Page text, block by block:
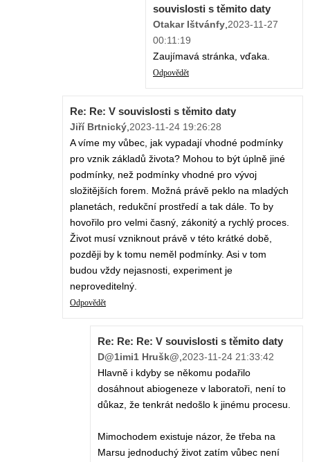
souvislosti s těmito daty
Otakar Ištvánfy 2023-11-27
00:11:19
Zaujímavá stránka, vďaka.
Odpovědět
Re: Re: V souvislosti s těmito daty
Jiří Brtnický 2023-11-24 19:26:28
A víme my vůbec, jak vypadají vhodné podmínky
pro vznik základů života? Mohou to být úplně jiné
podmínky, než podmínky vhodné pro vývoj
složitějších forem. Možná právě peklo na mladých
planetách, redukční prostředí a tak dále. To by
hovořilo pro velmi časný, zákonitý a rychlý proces.
Život musí vzniknout právě v této krátké době,
později by k tomu neměl podmínky. Asi v tom
budou vždy nejasnosti, experiment je
neproveditelný.
Odpovědět
Re: Re: Re: V souvislosti s těmito daty
D@1imi1 Hrušk@ 2023-11-24 21:33:42
Hlavně i kdyby se někomu podařilo
dosáhnout abiogeneze v laboratoři, není to
důkaz, že tenkrát nedošlo k jinému procesu.
Mimochodem existuje názor, že třeba na
Marsu jednoduchý život zatím vůbec není